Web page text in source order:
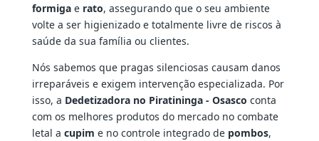
formigae rato, assegurando que o seu ambiente
volte a ser higienizado e totalmente livre de riscos à
saúde da sua família ou clientes.
Nós sabemos que pragas silenciosas causam danos
irreparáveis e exigem intervenção especializada. Por
isso, a Dedetizadora no Piratininga - Osasco conta
com os melhores produtos do mercado no combate
letal a cupim e no controle integrado de pombos,